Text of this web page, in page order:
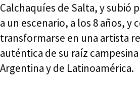
Calchaquíes de Salta, y subió
a un escenario, a los 8 años, y
transformarse en una artista
auténtica de su raíz
Argentina y de Latinoamérica.